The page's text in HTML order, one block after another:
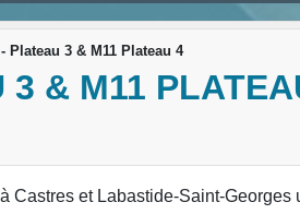
Plateau 3 & M11 Plateau 4
3 & M11
Castres et Labastide-Saint-